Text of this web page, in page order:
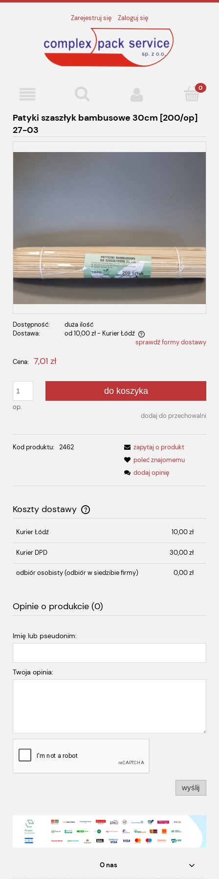
Zarejestruj się Zaloguj się
Patyki szaszłyk bambusowe 30cm [200/op]
27-03
Dostępność:
duża ilość
Dostawa:
od 10,00 zł - Kurier Łódź
Cena nie zawiera ewentualnych kosztów płatnościsprawdź formy dostawy
Cena: 7,01 zł
op.
do koszyka
dodaj do przechowalni
Kod produktu: 2462
zapytaj o produkt
poleć znajomemu
dodaj opinię
Koszty dostawy
Cena nie zawiera ewentualnych kosztów płatności
Kurier Łódź 10,00 zł
Kurier DPD 30,00 zł
odbiór osobisty(odbiór w siedzibie firmy) 0,00 zł
Opinie o produkcie (0)
Imię lub pseudonim:
Twoja opinia:
wyślij
O nas